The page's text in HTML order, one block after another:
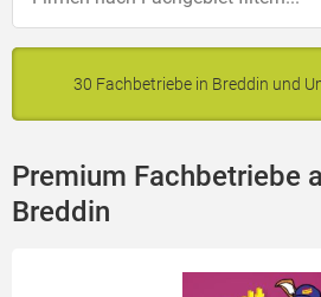
30 Fachbetriebe in Breddin und
Premium Fachbetriebe
Breddin